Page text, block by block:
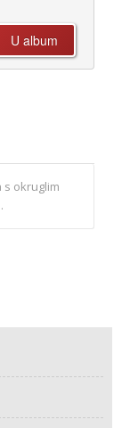
okruglim